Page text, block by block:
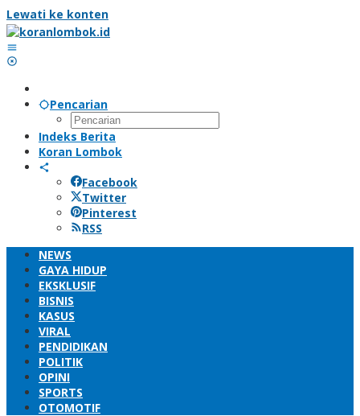
Lewati ke konten
Pencarian
Indeks Berita
Koran Lombok
Facebook
Twitter
Pinterest
RSS
NEWS
GAYA HIDUP
EKSKLUSIF
BISNIS
KASUS
VIRAL
PENDIDIKAN
POLITIK
OPINI
SPORTS
OTOMOTIF